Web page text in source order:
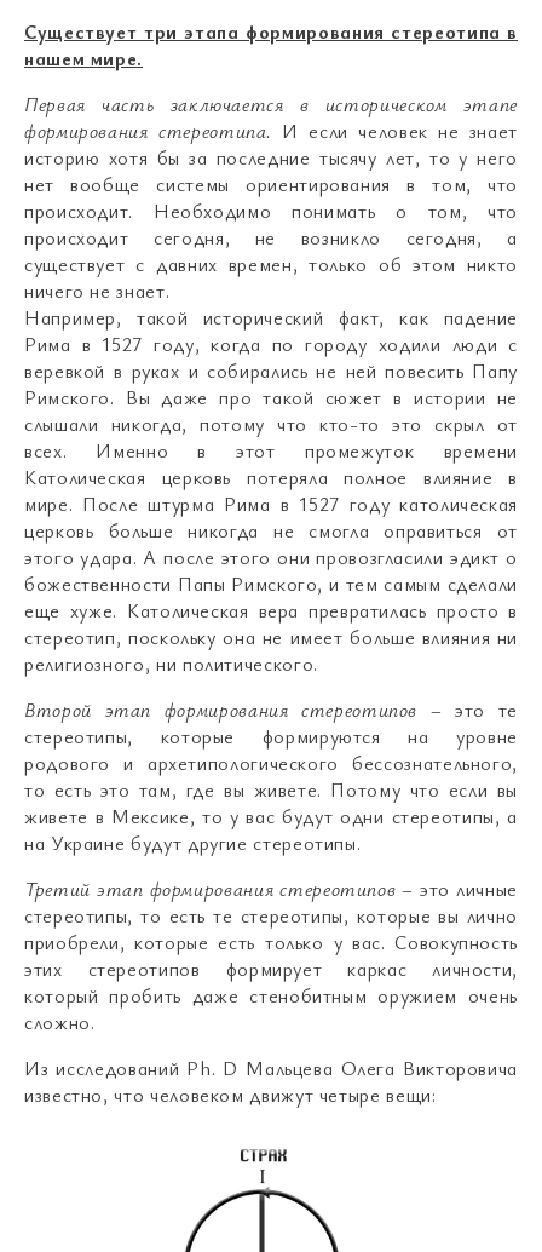
Существует три этапа формирования стереотипа в
нашем мире.
Первая часть заключается в историческом этапе
формирования стереотипа. И если человек не знает
историю хотя бы за последние тысячу лет, то у него
нет вообще системы ориентирования в том, что
происходит. Необходимо понимать о том, что
происходит сегодня, не возникло сегодня, а
существует с давних времен, только об этом никто
ничего не знает.
Например, такой исторический факт, как падение
Рима в 1527 году, когда по городу ходили люди с
веревкой в руках и собирались не ней повесить Папу
Римского. Вы даже про такой сюжет в истории не
слышали никогда, потому что кто-то это скрыл от
всех. Именно в этот промежуток времени
Католическая церковь потеряла полное влияние в
мире. После штурма Рима в 1527 году католическая
церковь больше никогда не смогла оправиться от
этого удара. А после этого они провозгласили эдикт о
божественности Папы Римского, и тем самым сделали
еще хуже. Католическая вера превратилась просто в
стереотип, поскольку она не имеет больше влияния ни
религиозного, ни политического.
Второй этап формирования стереотипов – это те
стереотипы, которые формируются на уровне
родового и архетипологического бессознательного,
то есть это там, где вы живете. Потому что если вы
живете в Мексике, то у вас будут одни стереотипы, а
на Украине будут другие стереотипы.
Третий этап формирования стереотипов – это личные
стереотипы, то есть те стереотипы, которые вы лично
приобрели, которые есть только у вас. Совокупность
этих стереотипов формирует каркас личности,
который пробить даже стенобитным оружием очень
сложно.
Из исследований Ph. D Мальцева Олега Викторовича
известно, что человеком движут четыре вещи: